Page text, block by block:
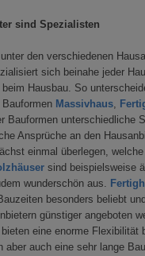
sind Spezialisten
den verschiedenen
sich beinahe jeder
Hausbau. So
Massivhaus,
Bauformen unterschiedliche
Ansprüche an den
einmal überlegen,
sind beispielsweise
wunderschön aus.
besonders beliebt
günstiger angeboten
bieten eine enorme Flexibilität
aber auch eine sehr lange